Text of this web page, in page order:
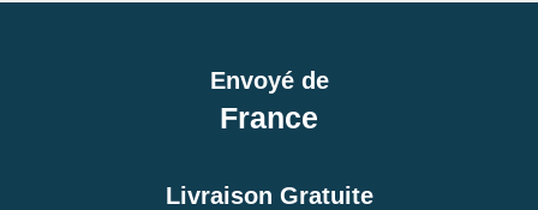
Envoyé de
France
Livraison Gratuite